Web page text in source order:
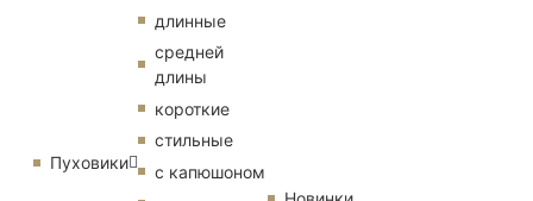
Пуховики
длинные
средней
длины
короткие
стильные
с капюшоном